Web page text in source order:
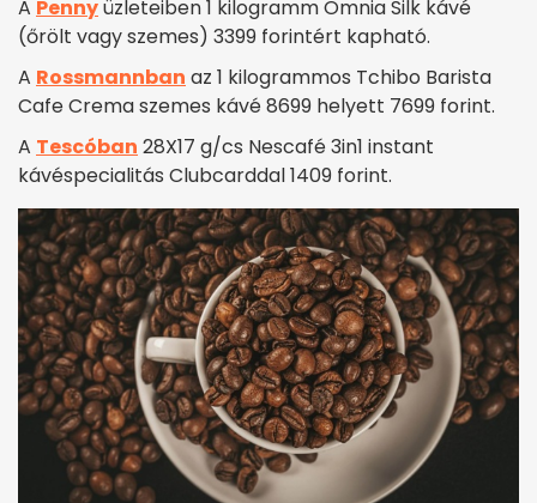
A Pennyüzleteiben 1 kilogramm Omnia Silk kávé
(őrölt vagy szemes) 3399 forintért kapható.
A Rossmannban az 1 kilogrammos Tchibo Barista
Cafe Crema szemes kávé 8699 helyett 7699 forint.
A Tescóban 28X17 g/cs Nescafé 3in1 instant
kávéspecialitás Clubcarddal 1409 forint.